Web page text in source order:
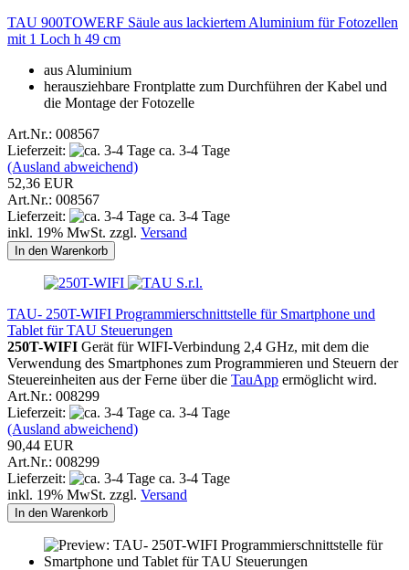
TAU 900TOWERF Säule aus lackiertem Aluminium für Fotozellen
mit 1 Loch h 49 cm
aus Aluminium
herausziehbare Frontplatte zum Durchführen der Kabel und
die Montage der Fotozelle
Art.Nr.: 008567
Lieferzeit:
ca. 3-4 Tage
(Ausland abweichend)
52,36 EUR
Art.Nr.: 008567
Lieferzeit:
ca. 3-4 Tage
inkl. 19% MwSt. zzgl. Versand
In den Warenkorb
TAU- 250T-WIFI Programmierschnittstelle für Smartphone und
Tablet für TAU Steuerungen
250T-WIFI Gerät für WIFI-Verbindung 2,4 GHz, mit dem die
Verwendung des Smartphones zum Programmieren und Steuern der
Steuereinheiten aus der Ferne über die TauApp ermöglicht wird.
Art.Nr.: 008299
Lieferzeit:
ca. 3-4 Tage
(Ausland abweichend)
90,44 EUR
Art.Nr.: 008299
Lieferzeit:
ca. 3-4 Tage
inkl. 19% MwSt. zzgl. Versand
In den Warenkorb